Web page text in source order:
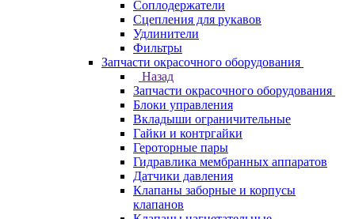
Соплодержатели
Сцепления для рукавов
Удлинители
Фильтры
Запчасти окрасочного оборудования
Назад
Запчасти окрасочного оборудования
Блоки управления
Вкладыши ограничительные
Гайки и контргайки
Героторные пары
Гидравлика мембранных аппаратов
Датчики давления
Клапаны заборные и корпусы
клапанов